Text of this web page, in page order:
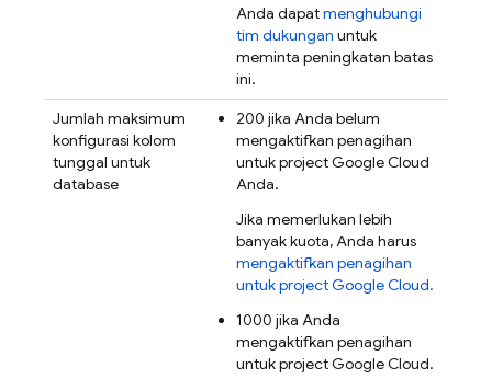
Anda dapatmenghubungi
tim dukungan untuk
meminta peningkatan batas
ini.
Jumlah maksimum
konfigurasi kolom
tunggal untuk
database
200 jika Anda belum
mengaktifkan penagihan
untuk projectGoogle Cloud
Anda.
Jika memerlukan lebih
banyak kuota, Anda harus
mengaktifkan penagihan
untuk projectGoogle Cloud.
1000 jika Anda
mengaktifkan penagihan
untuk projectGoogle Cloud.